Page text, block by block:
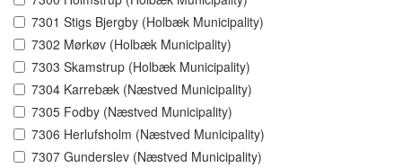
7301 Stigs Bjergby (Holbæk Municipality)
7302 Mørkøv (Holbæk Municipality)
7303 Skamstrup (Holbæk Municipality)
7304 Karrebæk (Næstved Municipality)
7305 Fodby (Næstved Municipality)
7306 Herlufsholm (Næstved Municipality)
7307 Gunderslev (Næstved Municipality)